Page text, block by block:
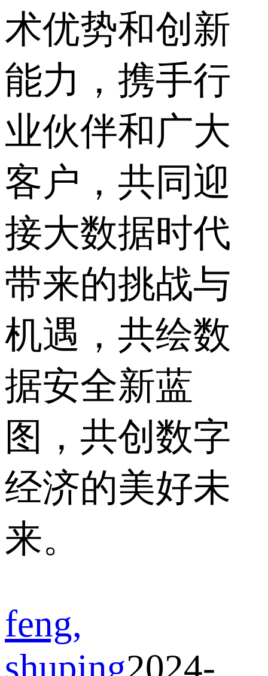
术优势和创新
能力，携手行
业伙伴和广大
客户，共同迎
接大数据时代
带来的挑战与
机遇，共绘数
据安全新蓝
图，共创数字
经济的美好未
来。
feng,
shuping2024-